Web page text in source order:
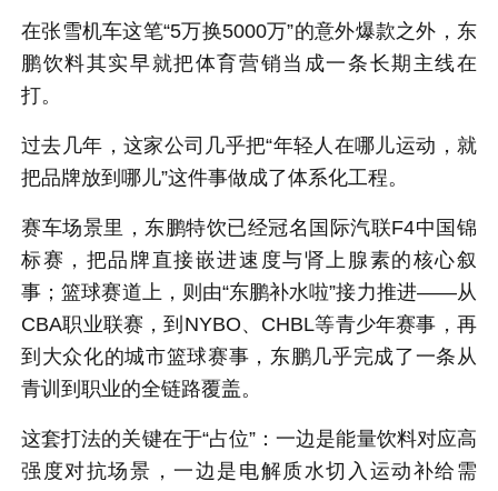
在张雪机车这笔“5万换5000万”的意外爆款之外，东
鹏饮料其实早就把体育营销当成一条长期主线在
打。
过去几年，这家公司几乎把“年轻人在哪儿运动，就
把品牌放到哪儿”这件事做成了体系化工程。
赛车场景里，东鹏特饮已经冠名国际汽联F4中国锦
标赛，把品牌直接嵌进速度与肾上腺素的核心叙
事；篮球赛道上，则由“东鹏补水啦”接力推进——从
CBA职业联赛，到NYBO、CHBL等青少年赛事，再
到大众化的城市篮球赛事，东鹏几乎完成了一条从
青训到职业的全链路覆盖。
这套打法的关键在于“占位”：一边是能量饮料对应高
强度对抗场景，一边是电解质水切入运动补给需